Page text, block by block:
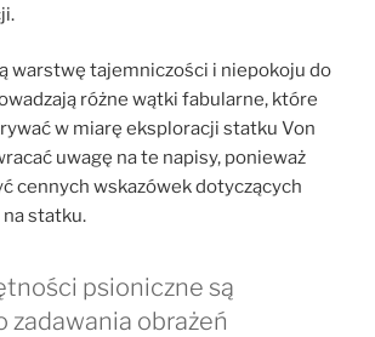
warstwę tajemniczości i niepokoju do
różne wątki fabularne, które
w miarę eksploracji statku Von
uwagę na te napisy, ponieważ
cennych wskazówek dotyczących
na statku.
psioniczne są
zadawania obrażeń